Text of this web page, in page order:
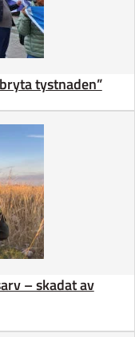
tystnaden”
– skadat av